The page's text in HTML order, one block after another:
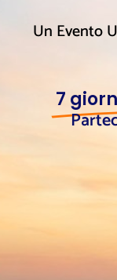
Un Evento
7